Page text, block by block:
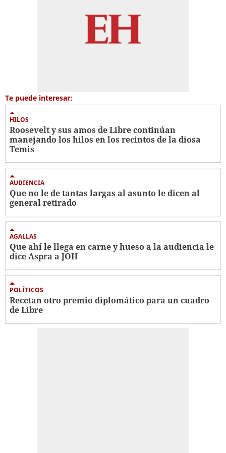
Te puede interesar:
HILOS
Roosevelt y sus amos de Libre continúan
manejando los hilos en los recintos de la diosa
Temis
AUDIENCIA
Que no le de tantas largas al asunto le dicen al
general retirado
AGALLAS
Que ahí le llega en carne y hueso a la audiencia le
dice Aspra a JOH
POLÍTICOS
Recetan otro premio diplomático para un cuadro
de Libre